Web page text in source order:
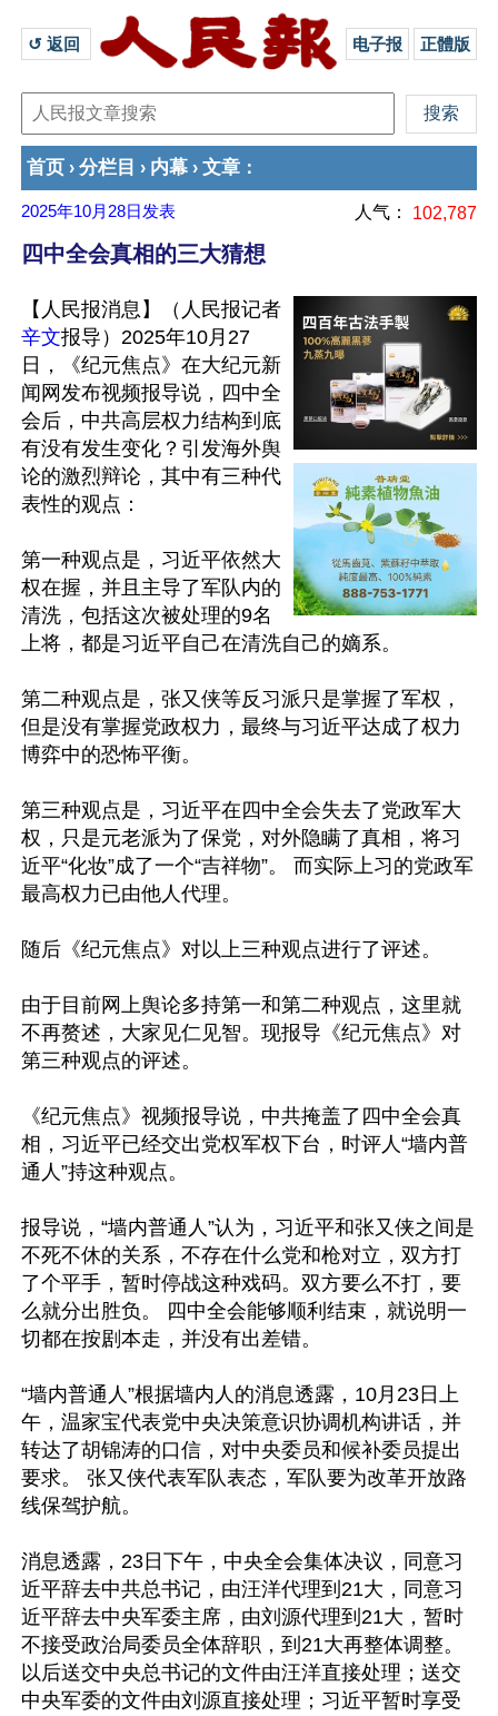
↺ 返回 电子报 正體版
首页 › 分栏目 › 内幕 › 文章 ：
2025年10月28日 发表 人气： 102,787
四中全会真相的三大猜想
【人民报消息】（人民报记者
辛文报导）2025年10月27
日，《纪元焦点》在大纪元新
闻网发布视频报导说，四中全
会后，中共高层权力结构到底
有没有发生变化？引发海外舆
论的激烈辩论，其中有三种代
表性的观点：
第一种观点是，习近平依然大
权在握，并且主导了军队内的
清洗，包括这次被处理的9名
上将，都是习近平自己在清洗自己的嫡系。
第二种观点是，张又侠等反习派只是掌握了军权，
但是没有掌握党政权力，最终与习近平达成了权力
博弈中的恐怖平衡。
第三种观点是，习近平在四中全会失去了党政军大
权，只是元老派为了保党，对外隐瞒了真相，将习
近平“化妆”成了一个“吉祥物”。 而实际上习的党政军
最高权力已由他人代理。
随后《纪元焦点》对以上三种观点进行了评述。
由于目前网上舆论多持第一和第二种观点，这里就
不再赘述，大家见仁见智。现报导《纪元焦点》对
第三种观点的评述。
《纪元焦点》视频报导说，中共掩盖了四中全会真
相，习近平已经交出党权军权下台，时评人“墙内普
通人”持这种观点。
报导说，“墙内普通人”认为，习近平和张又侠之间是
不死不休的关系，不存在什么党和枪对立，双方打
了个平手，暂时停战这种戏码。双方要么不打，要
么就分出胜负。 四中全会能够顺利结束，就说明一
切都在按剧本走，并没有出差错。
“墙内普通人”根据墙内人的消息透露，10月23日上
午，温家宝代表党中央决策意识协调机构讲话，并
转达了胡锦涛的口信，对中央委员和候补委员提出
要求。 张又侠代表军队表态，军队要为改革开放路
线保驾护航。
消息透露，23日下午，中央全会集体决议，同意习
近平辞去中共总书记，由汪洋代理到21大，同意习
近平辞去中央军委主席，由刘源代理到21大，暂时
不接受政治局委员全体辞职，到21大再整体调整。
以后送交中央总书记的文件由汪洋直接处理；送交
中央军委的文件由刘源直接处理；习近平暂时享受